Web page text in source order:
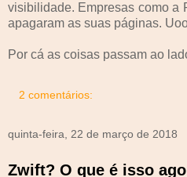
visibilidade. Empresas como a
apagaram as suas páginas.
Por cá as coisas passam ao
2 comentários:
quinta-feira, 22 de março de 2018
Zwift? O que é isso